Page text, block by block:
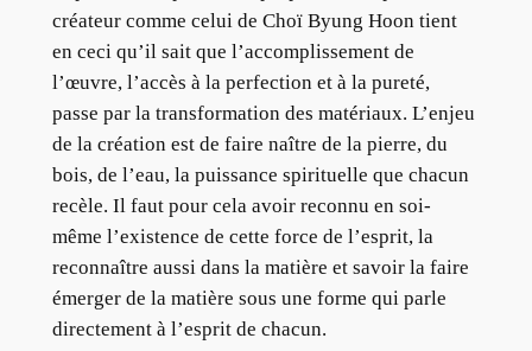
créateur comme celui de Choï Byung Hoon tient
en ceci qu’il sait que l’accomplissement de
l’œuvre, l’accès à la perfection et à la pureté,
passe par la transformation des matériaux. L’enjeu
de la création est de faire naître de la pierre, du
bois, de l’eau, la puissance spirituelle que chacun
recèle. Il faut pour cela avoir reconnu en soi-
même l’existence de cette force de l’esprit, la
reconnaître aussi dans la matière et savoir la faire
émerger de la matière sous une forme qui parle
directement à l’esprit de chacun.